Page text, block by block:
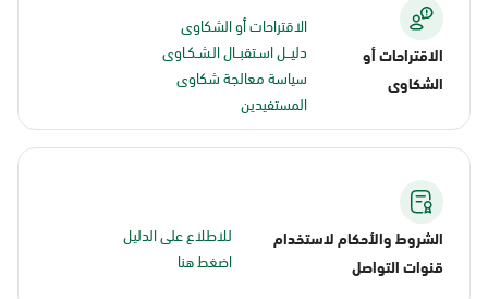
الاقتراحات أو
الشكاوى
الاقتراحات أو الشكاوى
دليــل اسـتقبــال الـشـكـاوى
سياسة معالجة شكاوى
المستفيدين
الشروط والأحكام لاستخدام
قنوات التواصل
للاطلاع على الدليل
اضغط هنا